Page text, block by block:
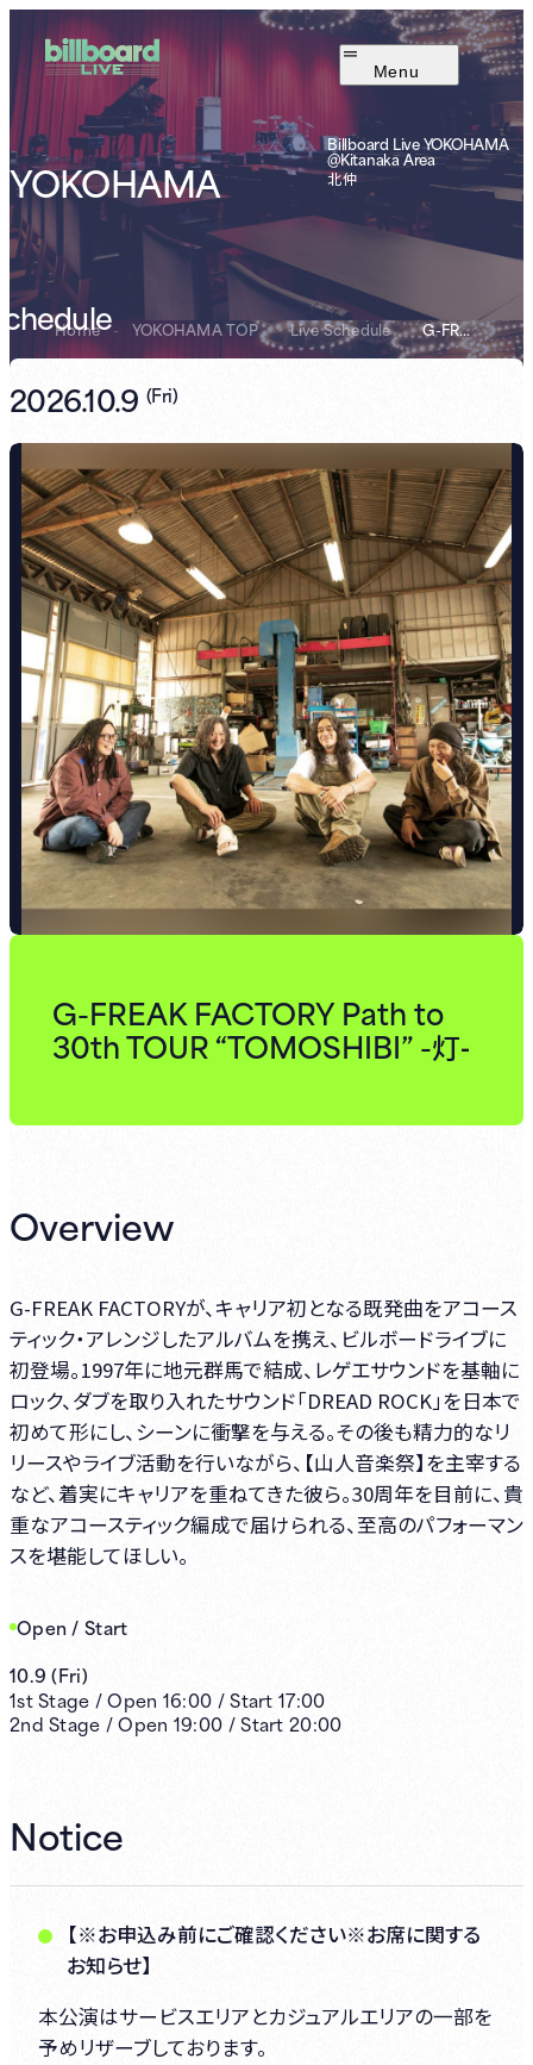
Menu
YOKOHAMA
Billboard Live YOKOHAMA
@Kitanaka Area
北仲
Home - YOKOHAMA TOP - Live Schedule - G-FREAK FACTORY...
2026.10.9 (Fri)
G-FREAK FACTORY Path to
30th TOUR “TOMOSHIBI” -灯-
Overview
G-FREAK FACTORYが、キャリア初となる既発曲をアコース
ティック・アレンジしたアルバムを携え、ビルボードライブに
初登場。1997年に地元群馬で結成、レゲエサウンドを基軸に
ロック、ダブを取り入れたサウンド「DREAD ROCK」を日本で
初めて形にし、シーンに衝撃を与える。その後も精力的なリ
リースやライブ活動を行いながら、【山人音楽祭】を主宰する
など、着実にキャリアを重ねてきた彼ら。30周年を目前に、貴
重なアコースティック編成で届けられる、至高のパフォーマン
スを堪能してほしい。
Open / Start
10.9 (Fri)
1stStage /Open 16:00 /Start 17:00
2nd Stage /Open 19:00 /Start 20:00
Notice
【※お申込み前にご確認ください※お席に関する
お知らせ】
本公演はサービスエリアとカジュアルエリアの一部を
予めリザーブしております。